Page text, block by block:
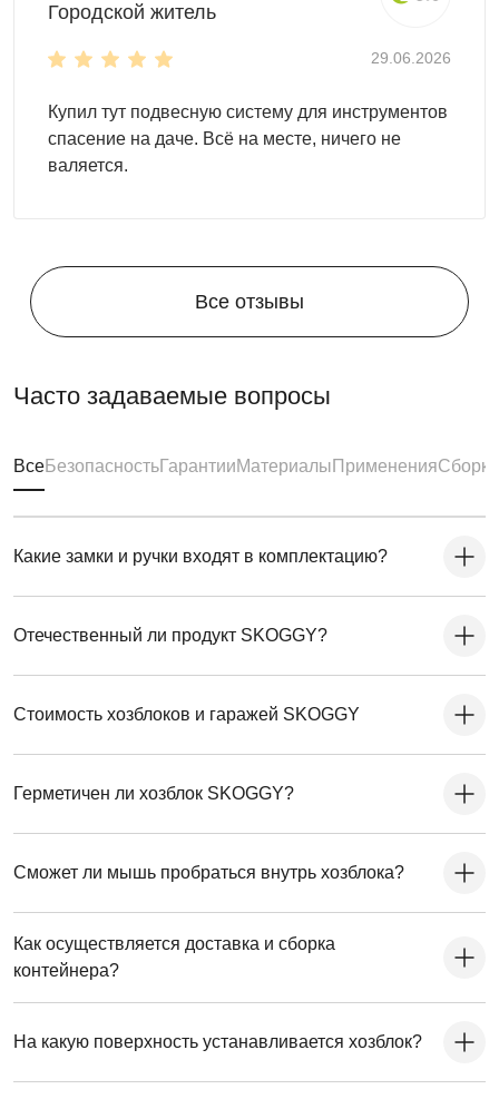
Городской житель
29.06.2026
Купил тут подвесную систему для инструментов
спасение на даче. Всё на месте, ничего не
валяется.
Все отзывы
Часто задаваемые вопросы
ВсеБезопасностьГарантииМатериалы ПримененияСборка
Какие замки и ручки входят в комплектацию?
Отечественный ли продукт SKOGGY?
Стоимость хозблоков и гаражей SKOGGY
Герметичен ли хозблок SKOGGY?
Сможет ли мышь пробраться внутрь хозблока?
Как осуществляется доставка и сборка
контейнера?
На какую поверхность устанавливается хозблок?